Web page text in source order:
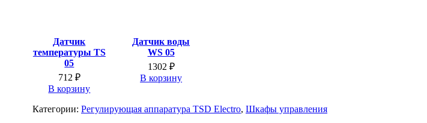
Датчик
температуры TS
05
712 ₽
В корзину
Датчик воды
WS 05
1302 ₽
В корзину
Категории: Регулирующая аппаратура TSD Electro, Шкафы управления